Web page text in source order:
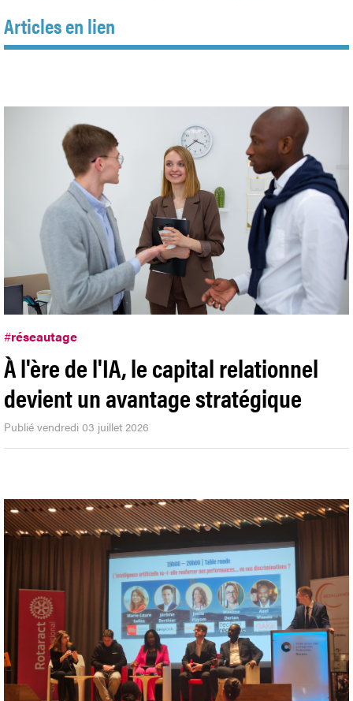
Articles en lien
#réseautage
À l'ère de l'IA, le capital relationnel
devient un avantage stratégique
Publié vendredi 03 juillet 2026